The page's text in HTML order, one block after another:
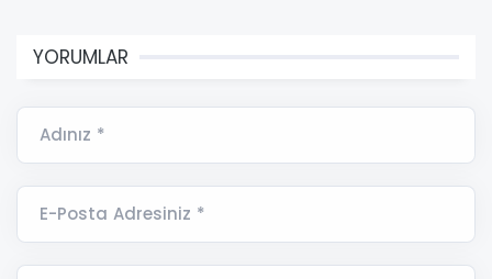
YORUMLAR
Adınız *
E-Posta Adresiniz *